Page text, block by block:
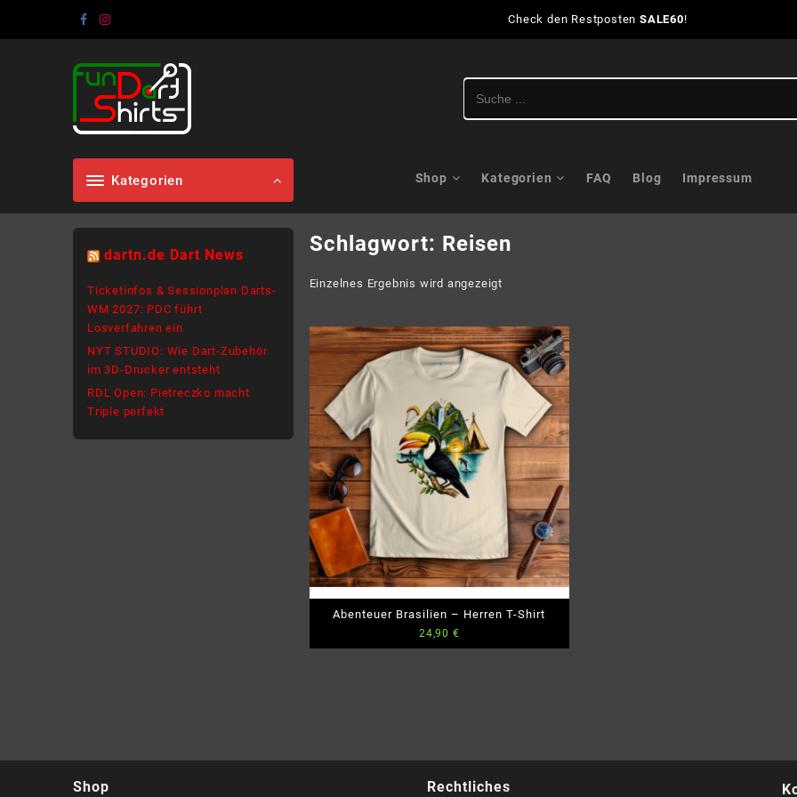
Check den RestpostenSALE60!
Kategorien Shop Kategorien FAQ Blog Impressum
Schlagwort: Reisen
Einzelnes Ergebnis wird angezeigt
Abenteuer Brasilien – Herren T-Shirt
24,90 €
dartn.de Dart News
Ticketinfos & Sessionplan Darts-
WM 2027: PDC führt
Losverfahren ein
NYT STUDIO: Wie Dart-Zubehör
im 3D-Drucker entsteht
RDL Open: Pietreczko macht
Triple perfekt
Shop Rechtliches